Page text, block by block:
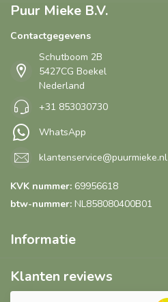
Puur Mieke B.V.
Contactgegevens
Schutboom 2B
5427CG Boekel
Nederland
+31 853030730
WhatsApp
klantenservice@puurmieke.nl
KVK nummer: 69956618
btw-nummer: NL858080400B01
Informatie
Klanten reviews